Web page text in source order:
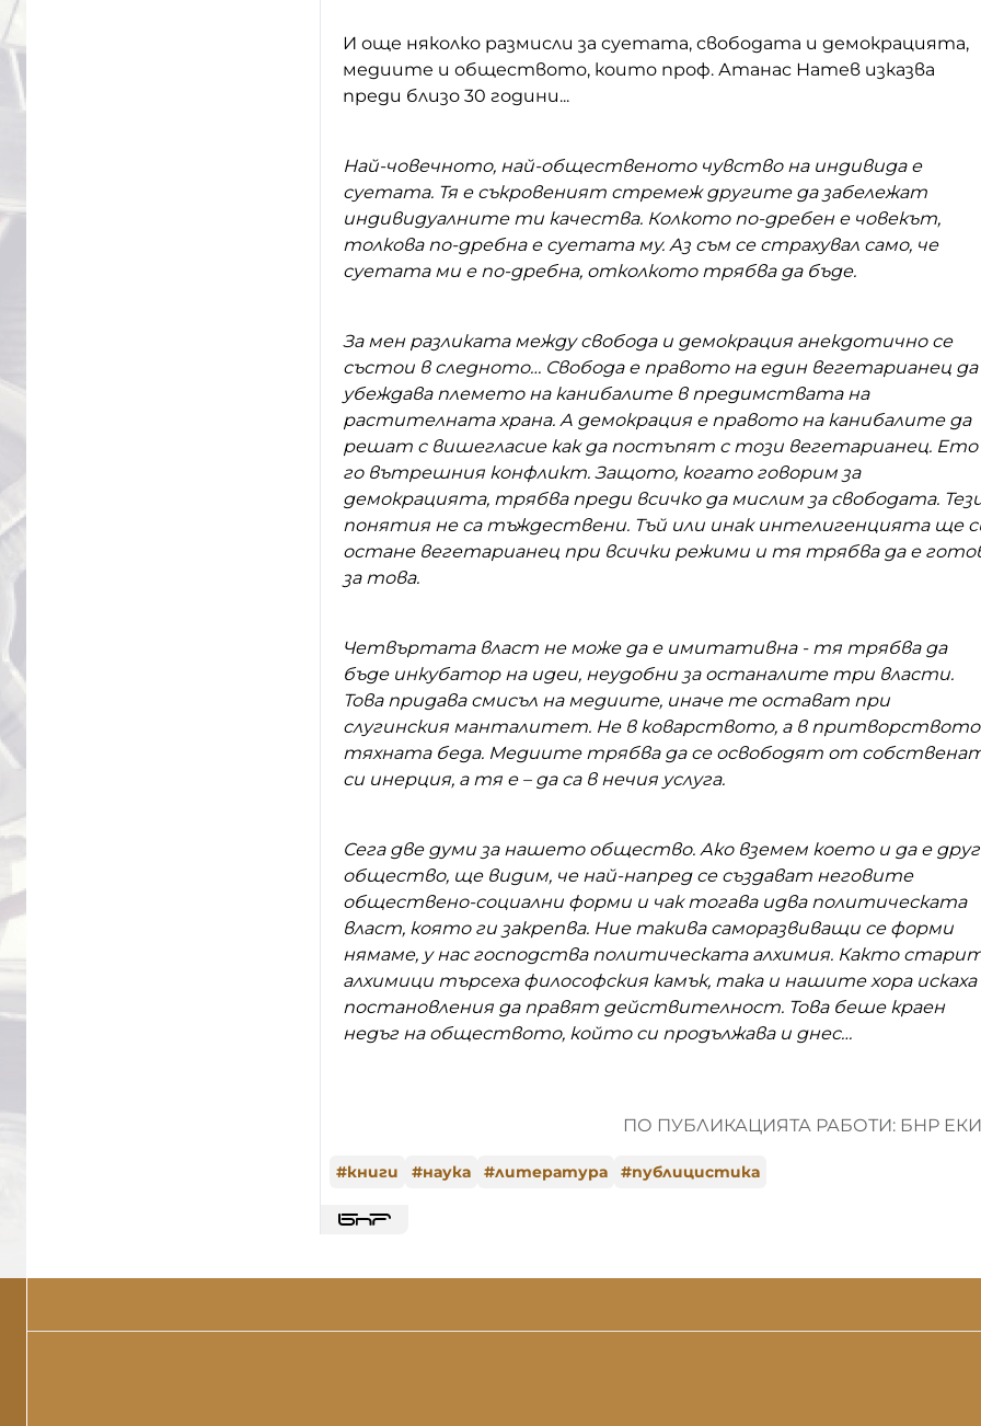
И още няколко размисли за суетата, свободата и демокрацията,
медиите и обществото, които проф. Атанас Натев изказва
преди близо 30 години...
Най-човечното, най-общественото чувство на индивида е
суетата. Тя е съкровеният стремеж другите да забележат
индивидуалните ти качества. Колкото по-дребен е човекът,
толкова по-дребна е суетата му. Аз съм се страхувал само, че
суетата ми е по-дребна, отколкото трябва да бъде.
За мен разликата между свобода и демокрация анекдотично се
състои в следното… Свобода е правото на един вегетарианец да
убеждава племето на канибалите в предимствата на
растителната храна. А демокрация е правото на канибалите да
решат с вишегласие как да постъпят с този вегетарианец. Ето
го вътрешния конфликт. Защото, когато говорим за
демокрацията, трябва преди всичко да мислим за свободата.
понятия не са тъждествени. Тъй или инак интелигенцията ще
остане вегетарианец при всички режими и тя трябва да е
за това.
Четвъртата власт не може да е имитативна - тя трябва да
бъде инкубатор на идеи, неудобни за останалите три власти.
Това придава смисъл на медиите, иначе те остават при
слугинския манталитет. Не в коварството, а в притворството
тяхната беда. Медиите трябва да се освободят от
си инерция, а тя е – да са в нечия услуга.
Сега две думи за нашето общество. Ако вземем което и да е
общество, ще видим, че най-напред се създават неговите
обществено-социални форми и чак тогава идва политическата
власт, която ги закрепва. Ние такива саморазвиващи се форми
нямаме, у нас господства политическата алхимия. Както
алхимици търсеха философския камък, така и нашите хора искаха
постановления да правят действителност. Това беше краен
недъг на обществото, който си продължава и днес…
ПО ПУБЛИКАЦИЯТА РАБОТИ: БНР
#книги #наука #литература #публицистика